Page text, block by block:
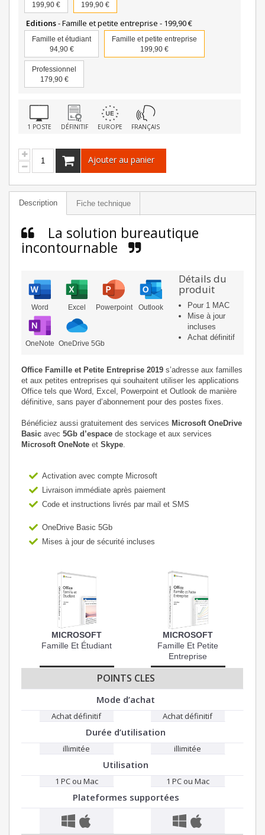
199,90 €
199,90 €
Editions- Famille et petite entreprise - 199,90 €
Famille et étudiant
94,90 €
Famille et petite entreprise
199,90 €
Professionnel
179,90 €
1 POSTE DÉFINITIF EUROPE FRANÇAIS
Ajouter au panier
Description Fiche technique
La solution bureautique
incontournable
Word Excel Powerpoint Outlook
OneNote OneDrive 5Gb
Détails du
produit
Pour 1 MAC
Mise à jour
incluses
Achat définitif
Office Famille et Petite Entreprise 2019 s’adresse aux familles
et aux petites entreprises qui souhaitent utiliser les applications
Office tels que Word, Excel, Powerpoint et Outlook de manière
définitive, sans payer d’abonnement pour des postes fixes.
Bénéficiez aussi gratuitement des services Microsoft OneDrive
Basic avec 5Gb d’espace de stockage et aux services
Microsoft OneNote et Skype
Activation avec compte Microsoft
Livraison immédiate après paiement
Code et instructions livrés par mail et SMS
OneDrive Basic 5Gb
Mises à jour de sécurité incluses
MICROSOFT
Famille Et Étudiant
MICROSOFT
Famille Et Petite
Entreprise
POINTS CLES
Mode d’achat
Achat définitif Achat définitif
Durée d’utilisation
illimitée illimitée
Utilisation
1 PC ou Mac 1 PC ou Mac
Plateformes supportées